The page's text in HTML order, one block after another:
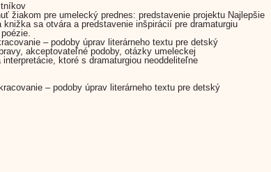
žiakom pre umelecký prednes: predstavenie projektu Najlepšie
sa otvára a predstavenie inšpirácií pre dramaturgiu
– podoby úprav literárneho textu pre detský
akceptovateľné podoby, otázky umeleckej
ktoré s dramaturgiou neoddeliteľne
– podoby úprav literárneho textu pre detský